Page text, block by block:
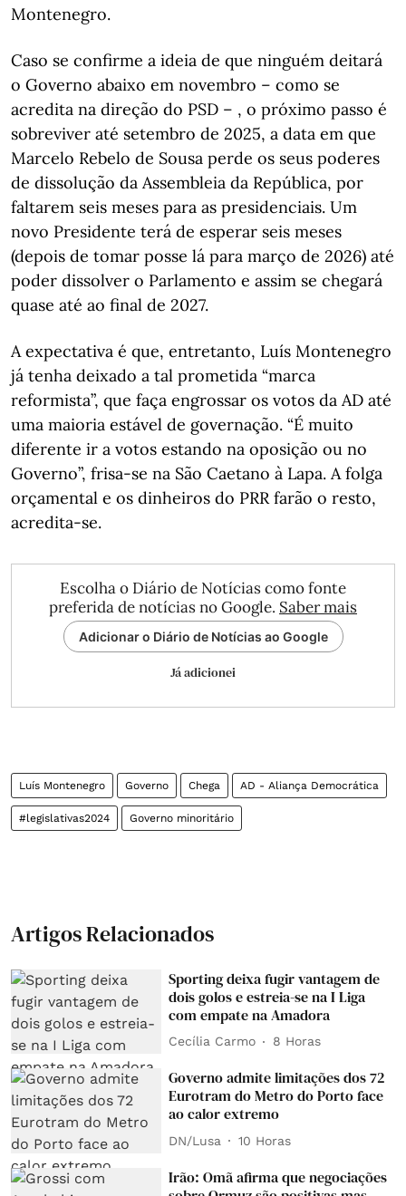
Montenegro.
Caso se confirme a ideia de que ninguém deitará
o Governo abaixo em novembro – como se
acredita na direção do PSD – , o próximo passo é
sobreviver até setembro de 2025, a data em que
Marcelo Rebelo de Sousa perde os seus poderes
de dissolução da Assembleia da República, por
faltarem seis meses para as presidenciais. Um
novo Presidente terá de esperar seis meses
(depois de tomar posse lá para março de 2026) até
poder dissolver o Parlamento e assim se chegará
quase até ao final de 2027.
A expectativa é que, entretanto, Luís Montenegro
já tenha deixado a tal prometida “marca
reformista”, que faça engrossar os votos da AD até
uma maioria estável de governação. “É muito
diferente ir a votos estando na oposição ou no
Governo”, frisa-se na São Caetano à Lapa. A folga
orçamental e os dinheiros do PRR farão o resto,
acredita-se.
Escolha o Diário de Notícias como fonte
preferida de notícias no Google. Saber mais
Adicionar o Diário de Notícias ao Google
Já adicionei
Luís Montenegro Governo Chega AD - Aliança Democrática
#legislativas2024 Governo minoritário
Artigos Relacionados
Sporting deixa fugir vantagem de
dois golos e estreia-se na I Liga
com empate na Amadora
Cecília Carmo 8 Horas
Governo admite limitações dos 72
Eurotram do Metro do Porto face
ao calor extremo
DN/Lusa 10 Horas
Irão: Omã afirma que negociações